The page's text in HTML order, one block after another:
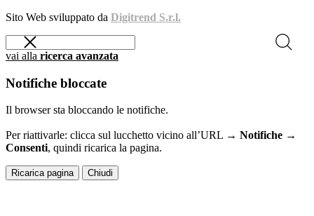
Sito Web sviluppato da Digitrend S.r.l.
vai alla ricerca avanzata
Notifiche bloccate
Il browser sta bloccando le notifiche.
Per riattivarle: clicca sul lucchetto vicino all’URL → Notifiche →
Consenti, quindi ricarica la pagina.
Ricarica pagina Chiudi